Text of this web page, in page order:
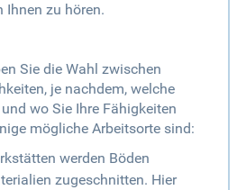
Ihnen zu hören.
Sie die Wahl zwischen
je nachdem, welche
wo Sie Ihre Fähigkeiten
mögliche Arbeitsorte sind:
werden Böden
zugeschnitten. Hier